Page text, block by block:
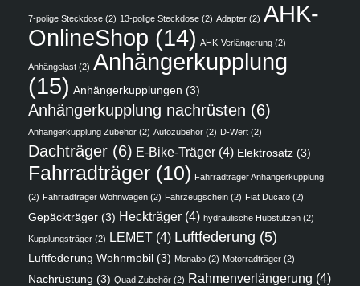
7-polige Steckdose (2) 13-polige Steckdose (2) Adapter (2) AHK-
OnlineShop (14) AHK-Verlängerung (2)
Anhängelast (2) Anhängerkupplung
(15) Anhängerkupplungen (3)
Anhängerkupplung nachrüsten (6)
Anhängerkupplung Zubehör (2) Autozubehör (2) D-Wert (2)
Dachträger (6) E-Bike-Träger (4) Elektrosatz (3)
Fahrradträger (10) Fahrradträger Anhängerkupplung
(2) Fahrradträger Wohnwagen (2) Fahrzeugschein (2) Fiat Ducato (2)
Gepäckträger (3) Heckträger (4) hydraulische Hubstützen (2)
Kupplungsträger (2) LEMET (4) Luftfederung (5)
Luftfederung Wohnmobil (3) Menabo (2) Motorradträger (2)
Nachrüstung (3) Quad Zubehör (2) Rahmenverlängerung (4)